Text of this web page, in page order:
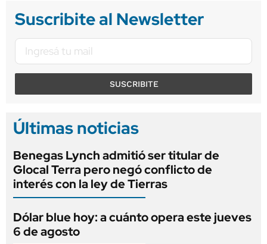
Suscribite al Newsletter
SUSCRIBITE
Últimas noticias
Benegas Lynch admitió ser titular de
Glocal Terra pero negó conflicto de
interés con la ley de Tierras
Dólar blue hoy: a cuánto opera este jueves
6 de agosto